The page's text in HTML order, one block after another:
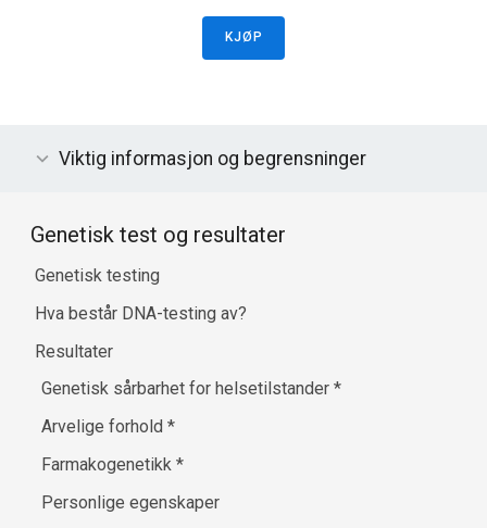
KJØP
Viktig informasjon og begrensninger
Genetisk test og resultater
Genetisk testing
Hva består DNA-testing av?
Resultater
Genetisk sårbarhet for helsetilstander*
Arvelige forhold*
Farmakogenetikk*
Personlige egenskaper